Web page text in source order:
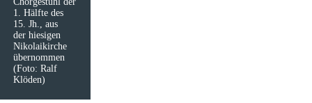
1. Hälfte des
15. Jh., aus
der ­hiesi­gen
Nikolaikirche
übernommen
(Foto: Ralf
Klöden)